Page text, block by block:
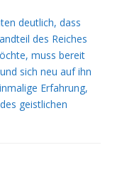
deutlich, dass
des Reiches
muss bereit
sich neu auf ihn
Erfahrung,
geistlichen